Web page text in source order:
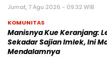
Jumat, 7 Agu 2026 - 09:32 WIB
KOMUNITAS
Manisnya Kue Keranjang:
Sekadar Sajian Imlek, Ini
Mendalamnya